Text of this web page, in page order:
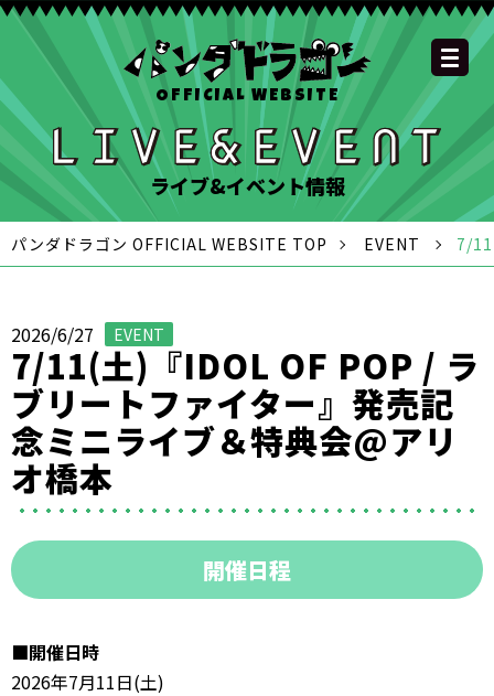
OFFICIAL WEBSITEOFFICIAL SITE TOP
NEWS MEMBER
SCHEDULE DISCOGRAPHY
GOODS
FAQ CONTACT
YOUTUBE
CHANNEL
INSTAGRAM
OFFICIAL
TWITTER
OFFICIAL LINE
ACCOUNT
OFFICIAL
TIKTOK
ライブ&イベント情報
パンダドラゴン OFFICIAL WEBSITE TOP EVENT 7/
2026/6/27 EVENT
7/11(土)『IDOL OF POP / ラ
ブリートファイター』発売記
念ミニライブ＆特典会@アリ
オ橋本
開催日程
■開催日時
2026年7月11日(土)